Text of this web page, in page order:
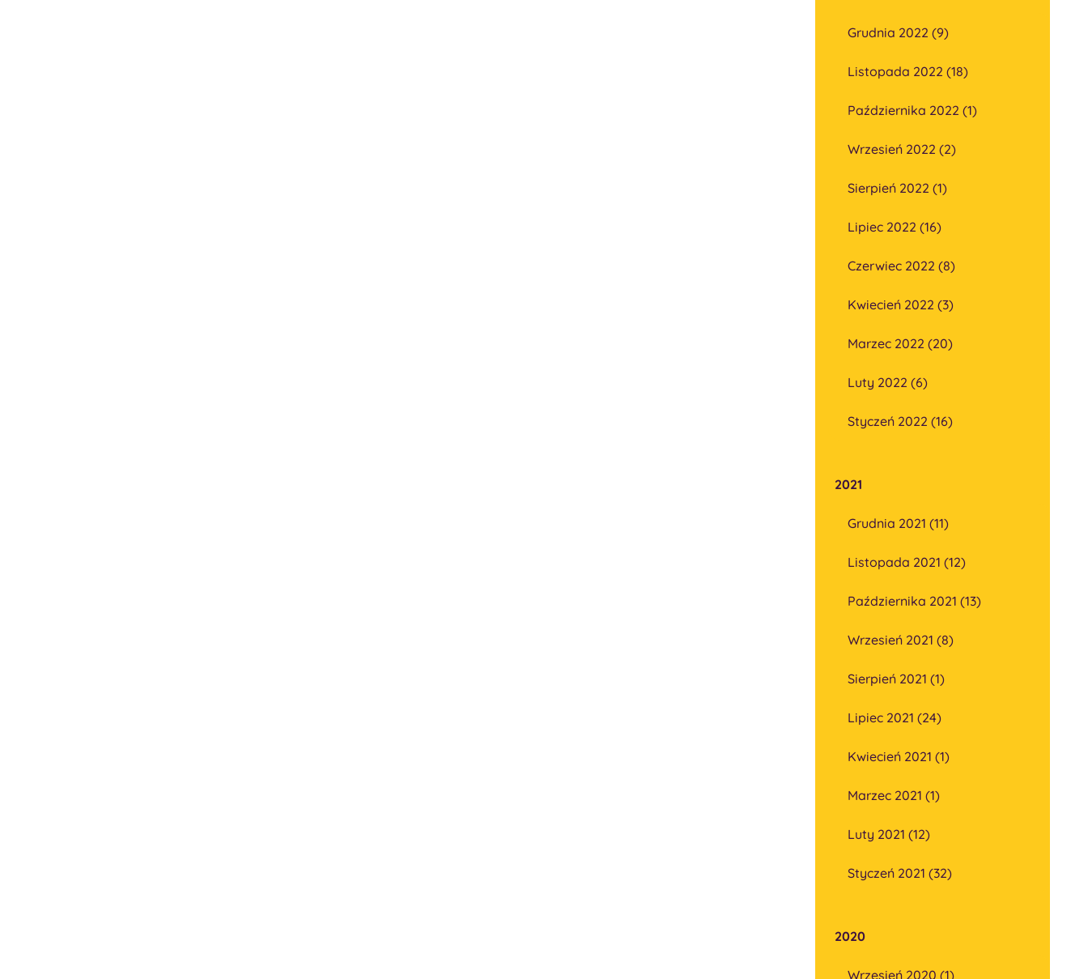
Grudnia 2022 (9)
Listopada 2022 (18)
Października 2022 (1)
Wrzesień 2022 (2)
Sierpień 2022 (1)
Lipiec 2022 (16)
Czerwiec 2022 (8)
Kwiecień 2022 (3)
Marzec 2022 (20)
Luty 2022 (6)
Styczeń 2022 (16)
2021
Grudnia 2021 (11)
Listopada 2021 (12)
Października 2021 (13)
Wrzesień 2021 (8)
Sierpień 2021 (1)
Lipiec 2021 (24)
Kwiecień 2021 (1)
Marzec 2021 (1)
Luty 2021 (12)
Styczeń 2021 (32)
2020
Wrzesień 2020 (1)